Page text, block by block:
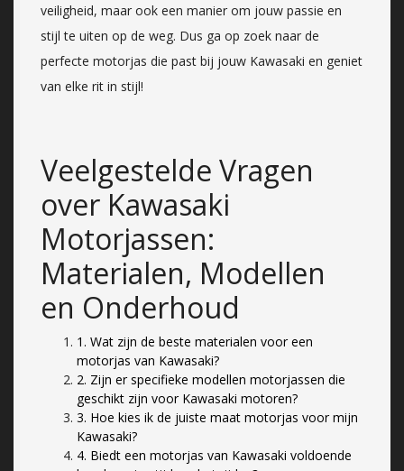
veiligheid, maar ook een manier om jouw passie en
stijl te uiten op de weg. Dus ga op zoek naar de
perfecte motorjas die past bij jouw Kawasaki en geniet
van elke rit in stijl!
Veelgestelde Vragen
over Kawasaki
Motorjassen:
Materialen, Modellen
en Onderhoud
1. Wat zijn de beste materialen voor een
motorjas van Kawasaki?
2. Zijn er specifieke modellen motorjassen die
geschikt zijn voor Kawasaki motoren?
3. Hoe kies ik de juiste maat motorjas voor mijn
Kawasaki?
4. Biedt een motorjas van Kawasaki voldoende